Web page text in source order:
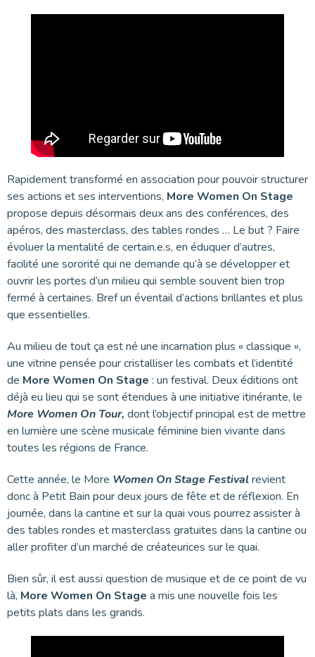
Rapidement transformé en association pour pouvoir structurer
ses actions et ses interventions, More Women On Stage
propose depuis désormais deux ans des conférences, des
apéros, des masterclass, des tables rondes … Le but ? Faire
évoluer la mentalité de certain.e.s, en éduquer d’autres,
facilité une sororité qui ne demande qu’à se développer et
ouvrir les portes d’un milieu qui semble souvent bien trop
fermé à certaines. Bref un éventail d’actions brillantes et plus
que essentielles.
Au milieu de tout ça est né une incarnation plus « classique »,
une vitrine pensée pour cristalliser les combats et l’identité
de More Women On Stage : un festival. Deux éditions ont
déjà eu lieu qui se sont étendues à une initiative itinérante, le
More Women On Tour, dont l’objectif principal est de mettre
en lumière une scène musicale féminine bien vivante dans
toutes les régions de France.
Cette année, le More Women On Stage Festivalrevient
donc à Petit Bain pour deux jours de fête et de réflexion. En
journée, dans la cantine et sur la quai vous pourrez assister à
des tables rondes et masterclass gratuites dans la cantine ou
aller profiter d’un marché de créateurices sur le quai.
Bien sûr, il est aussi question de musique et de ce point de vu
là, More Women On Stage a mis une nouvelle fois les
petits plats dans les grands.